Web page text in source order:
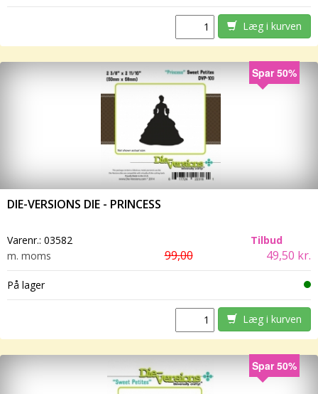
Læg i kurven
Spar 50%
DIE-VERSIONS DIE - PRINCESS
Varenr.: 03582
Tilbud
m. moms
99,00 49,50 kr.
På lager
Læg i kurven
Spar 50%